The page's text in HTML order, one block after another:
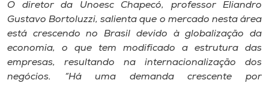
O diretor da Unoesc Chapecó, professor Eliandro
Gustavo Bortoluzzi, salienta que o mercado nesta área
está crescendo no Brasil devido à globalização da
economia, o que tem modificado a estrutura das
empresas, resultando na internacionalização dos
negócios. “Há uma demanda crescente por